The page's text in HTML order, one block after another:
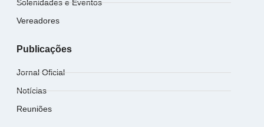
Solenidades e Eventos
Vereadores
Publicações
Jornal Oficial
Notícias
Reuniões